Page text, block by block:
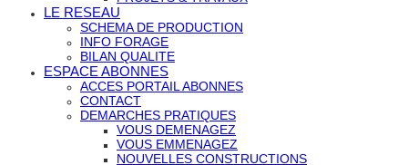
LE RESEAU
SCHEMA DE PRODUCTION
INFO FORAGE
BILAN QUALITE
ESPACE ABONNES
ACCES PORTAIL ABONNES
CONTACT
DEMARCHES PRATIQUES
VOUS DEMENAGEZ
VOUS EMMENAGEZ
NOUVELLES CONSTRUCTIONS